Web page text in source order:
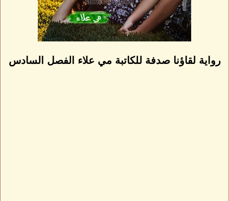
رواية لقاؤنا صدفة للكاتبة مي علاء الفصل السادس